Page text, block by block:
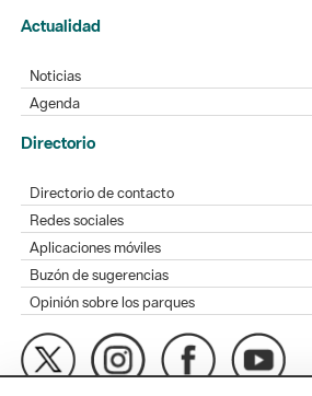
Actualidad
Noticias
Agenda
Directorio
Directorio de contacto
Redes sociales
Aplicaciones móviles
Buzón de sugerencias
Opinión sobre los parques